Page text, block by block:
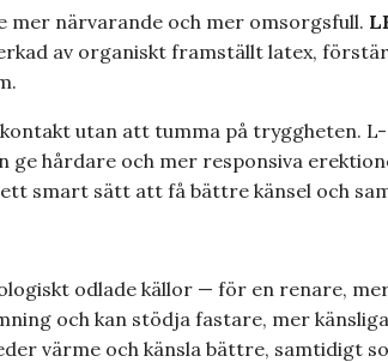
närvarande och mer omsorgsfull.
av organiskt framställt latex,
utan att tumma på tryggheten.
hårdare och mer responsiva
smart sätt att få bättre känsel och
odlade källor — för en renare,
och kan stödja fastare, mer
värme och känsla bättre, samtidigt